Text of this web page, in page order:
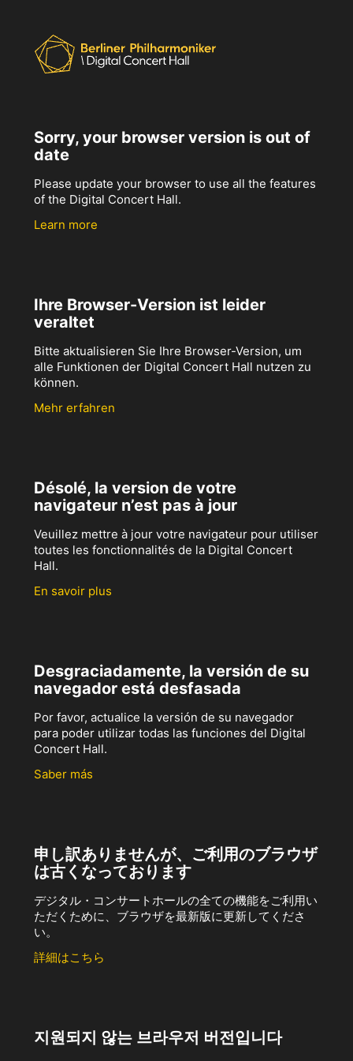
Sorry, your browser version is out of
date
Please update your browser to use all the features
of the Digital Concert Hall.
Learn more
Ihre Browser-Version ist leider
veraltet
Bitte aktualisieren Sie Ihre Browser-Version, um
alle Funktionen der Digital Concert Hall nutzen zu
können.
Mehr erfahren
Désolé, la version de votre
navigateur n’est pas à jour
Veuillez mettre à jour votre navigateur pour utiliser
toutes les fonctionnalités de la Digital Concert
Hall.
En savoir plus
Desgraciadamente, la versión de su
navegador está desfasada
Por favor, actualice la versión de su navegador
para poder utilizar todas las funciones del Digital
Concert Hall.
Saber más
申し訳ありませんが、ご利用のブラウザ
は古くなっております
デジタル・コンサートホールの全ての機能をご利用い
ただくために、ブラウザを最新版に更新してくださ
い。
詳細はこちら
지원되지 않는 브라우저 버전입니다